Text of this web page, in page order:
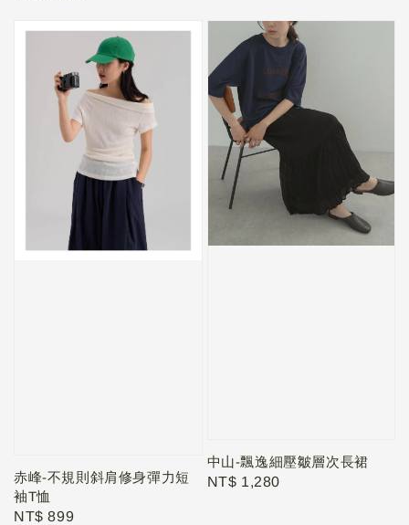
赤峰-不規則斜肩修身彈力短
袖T恤
Regular
NT$ 899
中山-飄逸細壓皺層次長裙
Regular
NT$ 1,280